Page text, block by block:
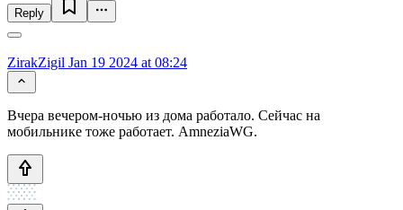
Reply
ZirakZigil Jan 19 2024 at 08:24
Вчера вечером-ночью из дома работало. Сейчас на
мобильнике тоже работает. AmneziaWG.